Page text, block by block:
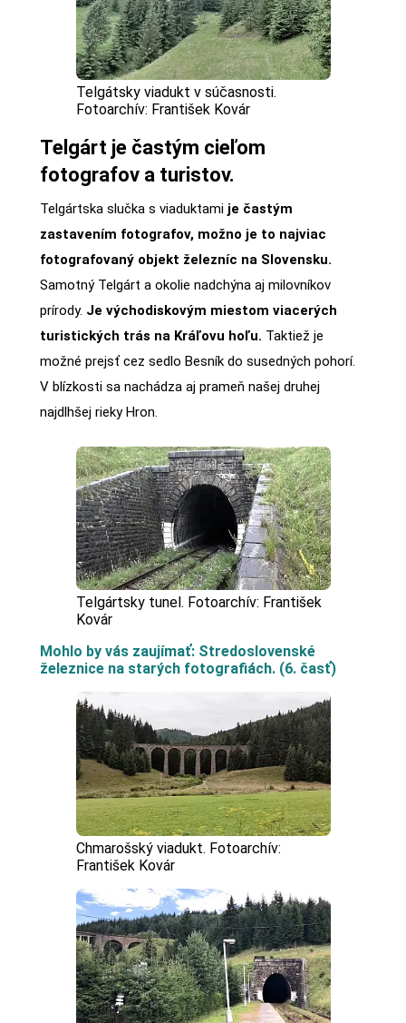
Telgátsky viadukt v súčasnosti.
Fotoarchív: František Kovár
Telgárt je častým cieľom
fotografov a turistov.
Telgártska slučka s viaduktamije častým
zastavením fotografov, možno je to najviac
fotografovaný objekt železníc na Slovensku.
Samotný Telgárt a okolie nadchýna aj milovníkov
prírody. Je východiskovým miestom viacerých
turistických trás na Kráľovu hoľu. Taktiež je
možné prejsť cez sedlo Besník do susedných pohorí.
V blízkosti sa nachádza aj prameň našej druhej
najdlhšej rieky Hron.
Telgártsky tunel. Fotoarchív: František
Kovár
Mohlo by vás zaujímať: Stredoslovenské
železnice na starých fotografiách. (6. časť)
Chmarošský viadukt. Fotoarchív:
František Kovár